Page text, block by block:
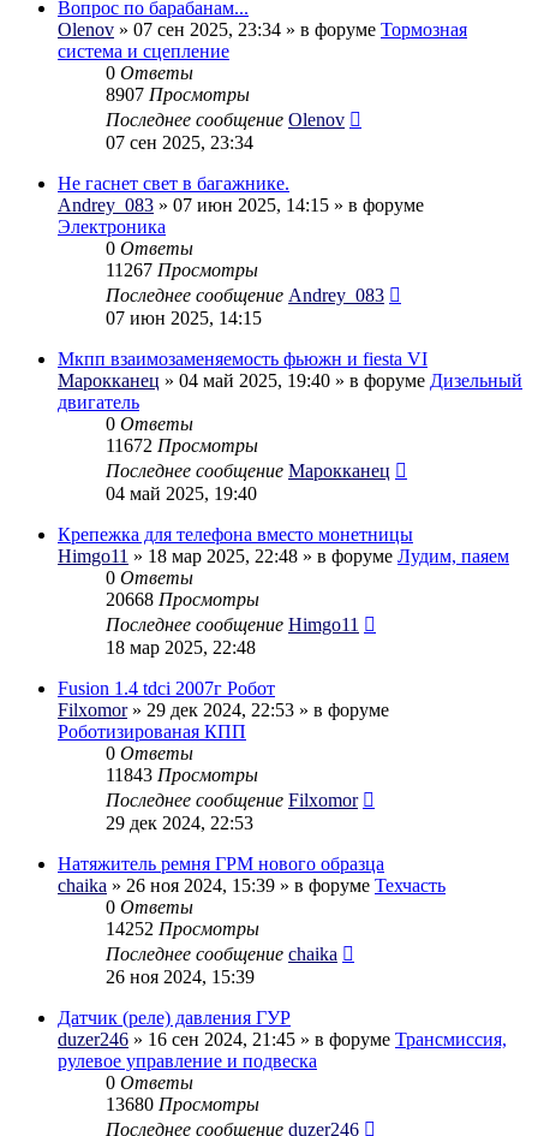
Вопрос по барабанам...
Olenov » 07 сен 2025, 23:34 » в форуме Тормозная
система и сцепление
0 Ответы
8907 Просмотры
Последнее сообщение Olenov
07 сен 2025, 23:34
Не гаснет свет в багажнике.
Andrey_083 » 07 июн 2025, 14:15 » в форуме
Электроника
0 Ответы
11267 Просмотры
Последнее сообщение Andrey_083
07 июн 2025, 14:15
Мкпп взаимозаменяемость фьюжн и fiesta VI
Марокканец » 04 май 2025, 19:40 » в форуме Дизельный
двигатель
0 Ответы
11672 Просмотры
Последнее сообщение Марокканец
04 май 2025, 19:40
Крепежка для телефона вместо монетницы
Himgo11 » 18 мар 2025, 22:48 » в форуме Лудим, паяем
0 Ответы
20668 Просмотры
Последнее сообщение Himgo11
18 мар 2025, 22:48
Fusion 1.4 tdci 2007г Робот
Filxomor» 29 дек 2024, 22:53 » в форуме
Роботизированая КПП
0 Ответы
11843 Просмотры
Последнее сообщение Filxomor
29 дек 2024, 22:53
Натяжитель ремня ГРМ нового образца
chaika » 26 ноя 2024, 15:39 » в форуме Техчасть
0 Ответы
14252 Просмотры
Последнее сообщение chaika
26 ноя 2024, 15:39
Датчик (реле) давления ГУР
duzer246 » 16 сен 2024, 21:45 » в форуме Трансмиссия,
рулевое управление и подвеска
0 Ответы
13680 Просмотры
Последнее сообщение duzer246